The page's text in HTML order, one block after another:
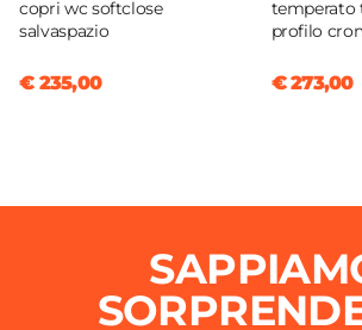
copri wc softclose
salvaspazio
€ 235,00
temperato
profilo
€ 273,00